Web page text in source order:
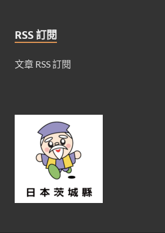
RSS 訂閱
文章 RSS 訂閱